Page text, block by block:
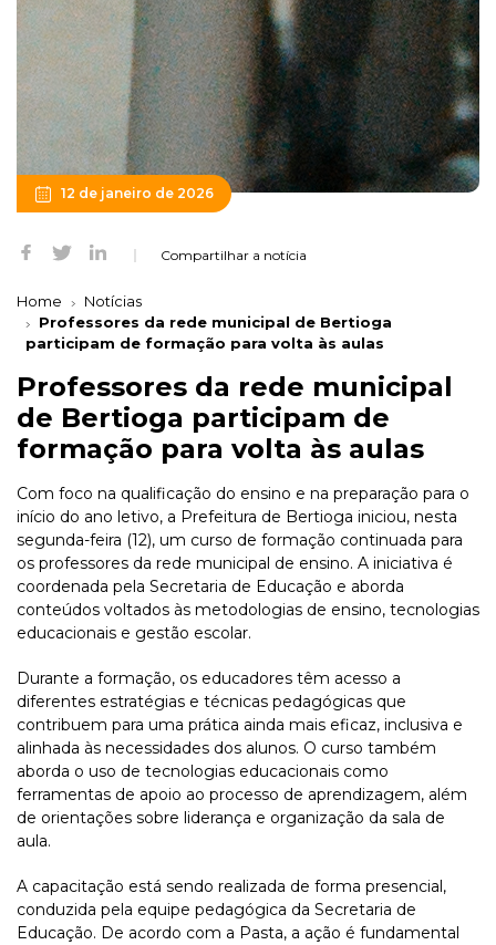
12 de janeiro de 2026
Compartilhar a notícia
Home
Notícias
Professores da rede municipal de Bertioga
participam de formação para volta às aulas
Professores da rede municipal
de Bertioga participam de
formação para volta às aulas
Com foco na qualificação do ensino e na preparação para o
início do ano letivo, a Prefeitura de Bertioga iniciou, nesta
segunda-feira (12), um curso de formação continuada para
os professores da rede municipal de ensino. A iniciativa é
coordenada pela Secretaria de Educação e aborda
conteúdos voltados às metodologias de ensino, tecnologias
educacionais e gestão escolar.
Durante a formação, os educadores têm acesso a
diferentes estratégias e técnicas pedagógicas que
contribuem para uma prática ainda mais eficaz, inclusiva e
alinhada às necessidades dos alunos. O curso também
aborda o uso de tecnologias educacionais como
ferramentas de apoio ao processo de aprendizagem, além
de orientações sobre liderança e organização da sala de
aula.
A capacitação está sendo realizada de forma presencial,
conduzida pela equipe pedagógica da Secretaria de
Educação. De acordo com a Pasta, a ação é fundamental